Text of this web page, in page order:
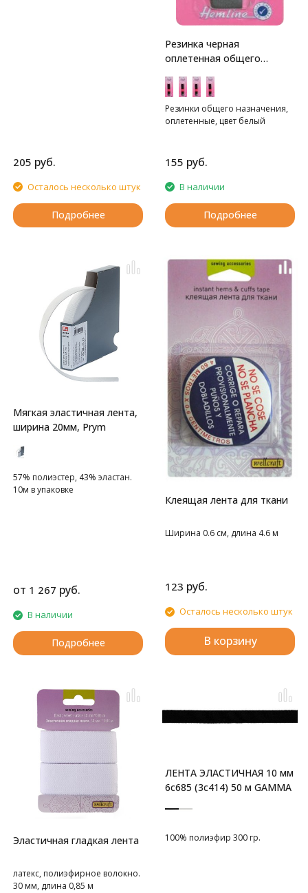
205 руб.
Осталось несколько штук
Подробнее
Резинка черная
оплетенная общего
Резинки общего назначения,
оплетенные, цвет белый
155 руб.
В наличии
Подробнее
Мягкая эластичная лента,
ширина 20мм, Prym
57% полиэстер, 43% эластан.
10м в упаковке
от 1 267 руб.
В наличии
Подробнее
Клеящая лента для ткани
Ширина 0.6 см, длина 4.6 м
123 руб.
Осталось несколько штук
В корзину
Эластичная гладкая лента
латекс, полиэфирное волокно.
30 мм, длина 0,85 м
ЛЕНТА ЭЛАСТИЧНАЯ 10 мм
6с685 (3с414) 50 м GAMMA
100% полиэфир 300 гр.